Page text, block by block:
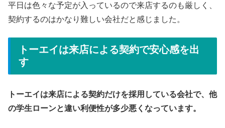
平日は色々な予定が入っているので来店するのも厳しく、
契約するのはかなり難しい会社だと感じました。
トーエイは来店による契約で安心感を出
す
トーエイは来店による契約だけを採用している会社で、他
の学生ローンと違い利便性が多少悪くなっています。